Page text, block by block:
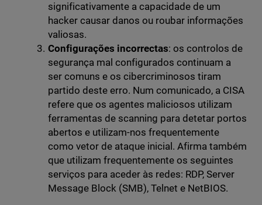
significativamente a capacidade de um
hacker causar danos ou roubar informações
valiosas.
Configurações incorrectas: os controlos de
segurança mal configurados continuam a
ser comuns e os cibercriminosos tiram
partido deste erro. Num comunicado, a CISA
refere que os agentes maliciosos utilizam
ferramentas de scanning para detetar portos
abertos e utilizam-nos frequentemente
como vetor de ataque inicial. Afirma também
que utilizam frequentemente os seguintes
serviços para aceder às redes: RDP, Server
Message Block (SMB), Telnet e NetBIOS.